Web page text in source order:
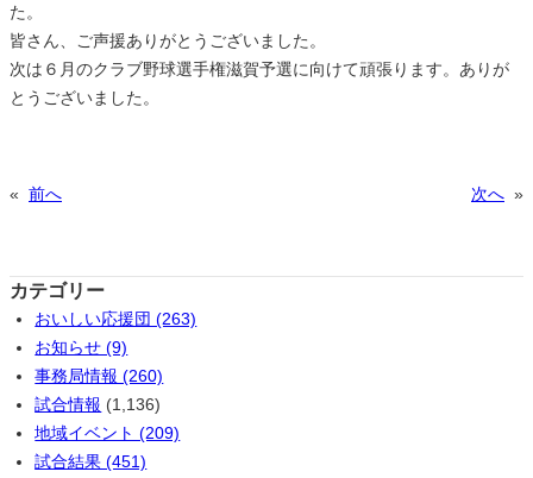
た。
皆さん、ご声援ありがとうございました。
次は６月のクラブ野球選手権滋賀予選に向けて頑張ります。ありが
とうございました。
« 前へ 次へ »
カテゴリー
おいしい応援団 (263)
お知らせ (9)
事務局情報 (260)
試合情報 (1,136)
地域イベント (209)
試合結果 (451)